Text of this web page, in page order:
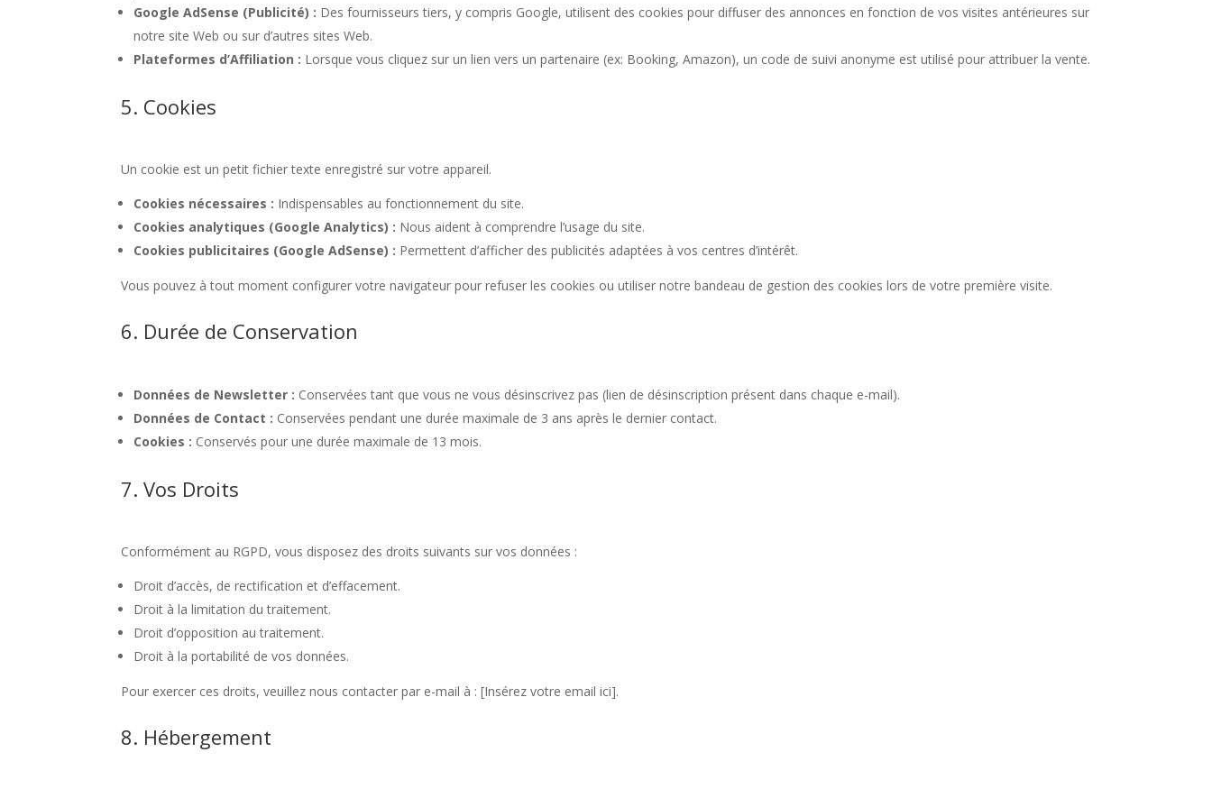
Google AdSense (Publicité) : Des fournisseurs tiers, y compris Google, utilisent des cookies pour diffuser des annonces en fonction de vos visites antérieures sur
notre site Web ou sur d’autres sites Web.
Plateformes d’Affiliation : Lorsque vous cliquez sur un lien vers un partenaire (ex: Booking, Amazon), un code de suivi anonyme est utilisé pour attribuer la vente.
5. Cookies
Un cookie est un petit fichier texte enregistré sur votre appareil.
Cookies nécessaires : Indispensables au fonctionnement du site.
Cookies analytiques (Google Analytics) : Nous aident à comprendre l’usage du site.
Cookies publicitaires (Google AdSense) : Permettent d’afficher des publicités adaptées à vos centres d’intérêt.
Vous pouvez à tout moment configurer votre navigateur pour refuser les cookies ou utiliser notre bandeau de gestion des cookies lors de votre première visite.
6. Durée de Conservation
Données de Newsletter : Conservées tant que vous ne vous désinscrivez pas (lien de désinscription présent dans chaque e-mail).
Données de Contact : Conservées pendant une durée maximale de 3 ans après le dernier contact.
Cookies : Conservés pour une durée maximale de 13 mois.
7. Vos Droits
Conformément au RGPD, vous disposez des droits suivants sur vos données :
Droit d’accès, de rectification et d’effacement.
Droit à la limitation du traitement.
Droit d’opposition au traitement.
Droit à la portabilité de vos données.
Pour exercer ces droits, veuillez nous contacter par e-mail à : [Insérez votre email ici].
8. Hébergement